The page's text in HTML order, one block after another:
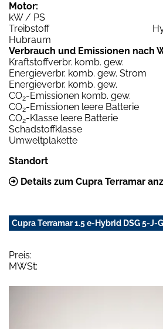
Motor:
kW / PS
Treibstoff
Hubraum
Verbrauch und Emissionen nach
Kraftstoffverbr. komb. gew.
Energieverbr. komb. gew. Strom
Energieverbr. komb. gew.
CO2-Emissionen komb. gew.
CO2-Emissionen leere Batterie
CO2-Klasse leere Batterie
Schadstoffklasse
Umweltplakette
Standort
Details zum Cupra Terramar
Cupra Terramar 1.5 e-Hybrid DSG 5-J-
Preis:
MWSt: